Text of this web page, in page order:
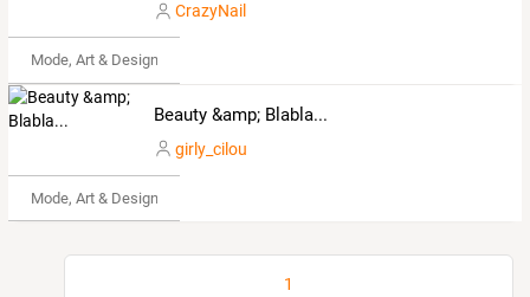
CrazyNail
Mode, Art & Design
Beauty &amp; Blabla...
girly_cilou
Mode, Art & Design
1